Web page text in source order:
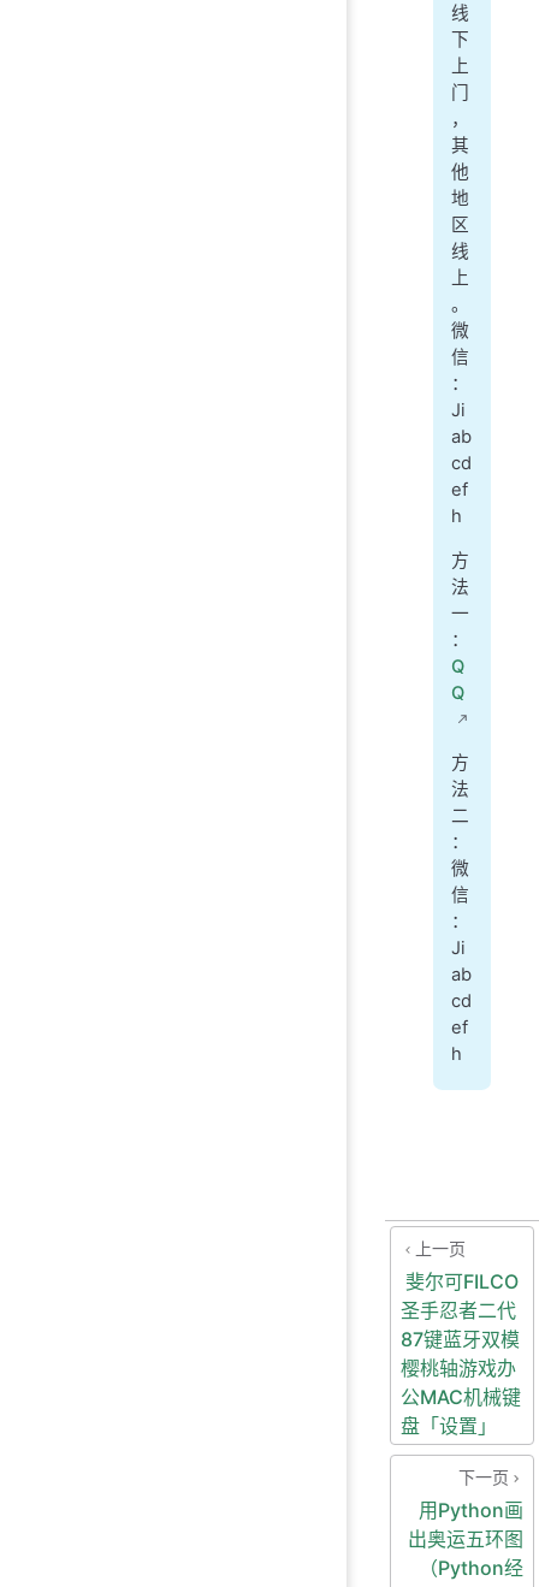
线
下
上
门
，
其
他
地
区
线
上
。
微
信
：
Ji
ab
cd
ef
h
方
法
一
：
Q
Q
方
法
二
：
微
信
：
Ji
ab
cd
ef
h
上一页
斐尔可FILCO
圣手忍者二代
87键蓝牙双模
樱桃轴游戏办
公MAC机械键
盘「设置」
下一页
用Python画
出奥运五环图
（Python经